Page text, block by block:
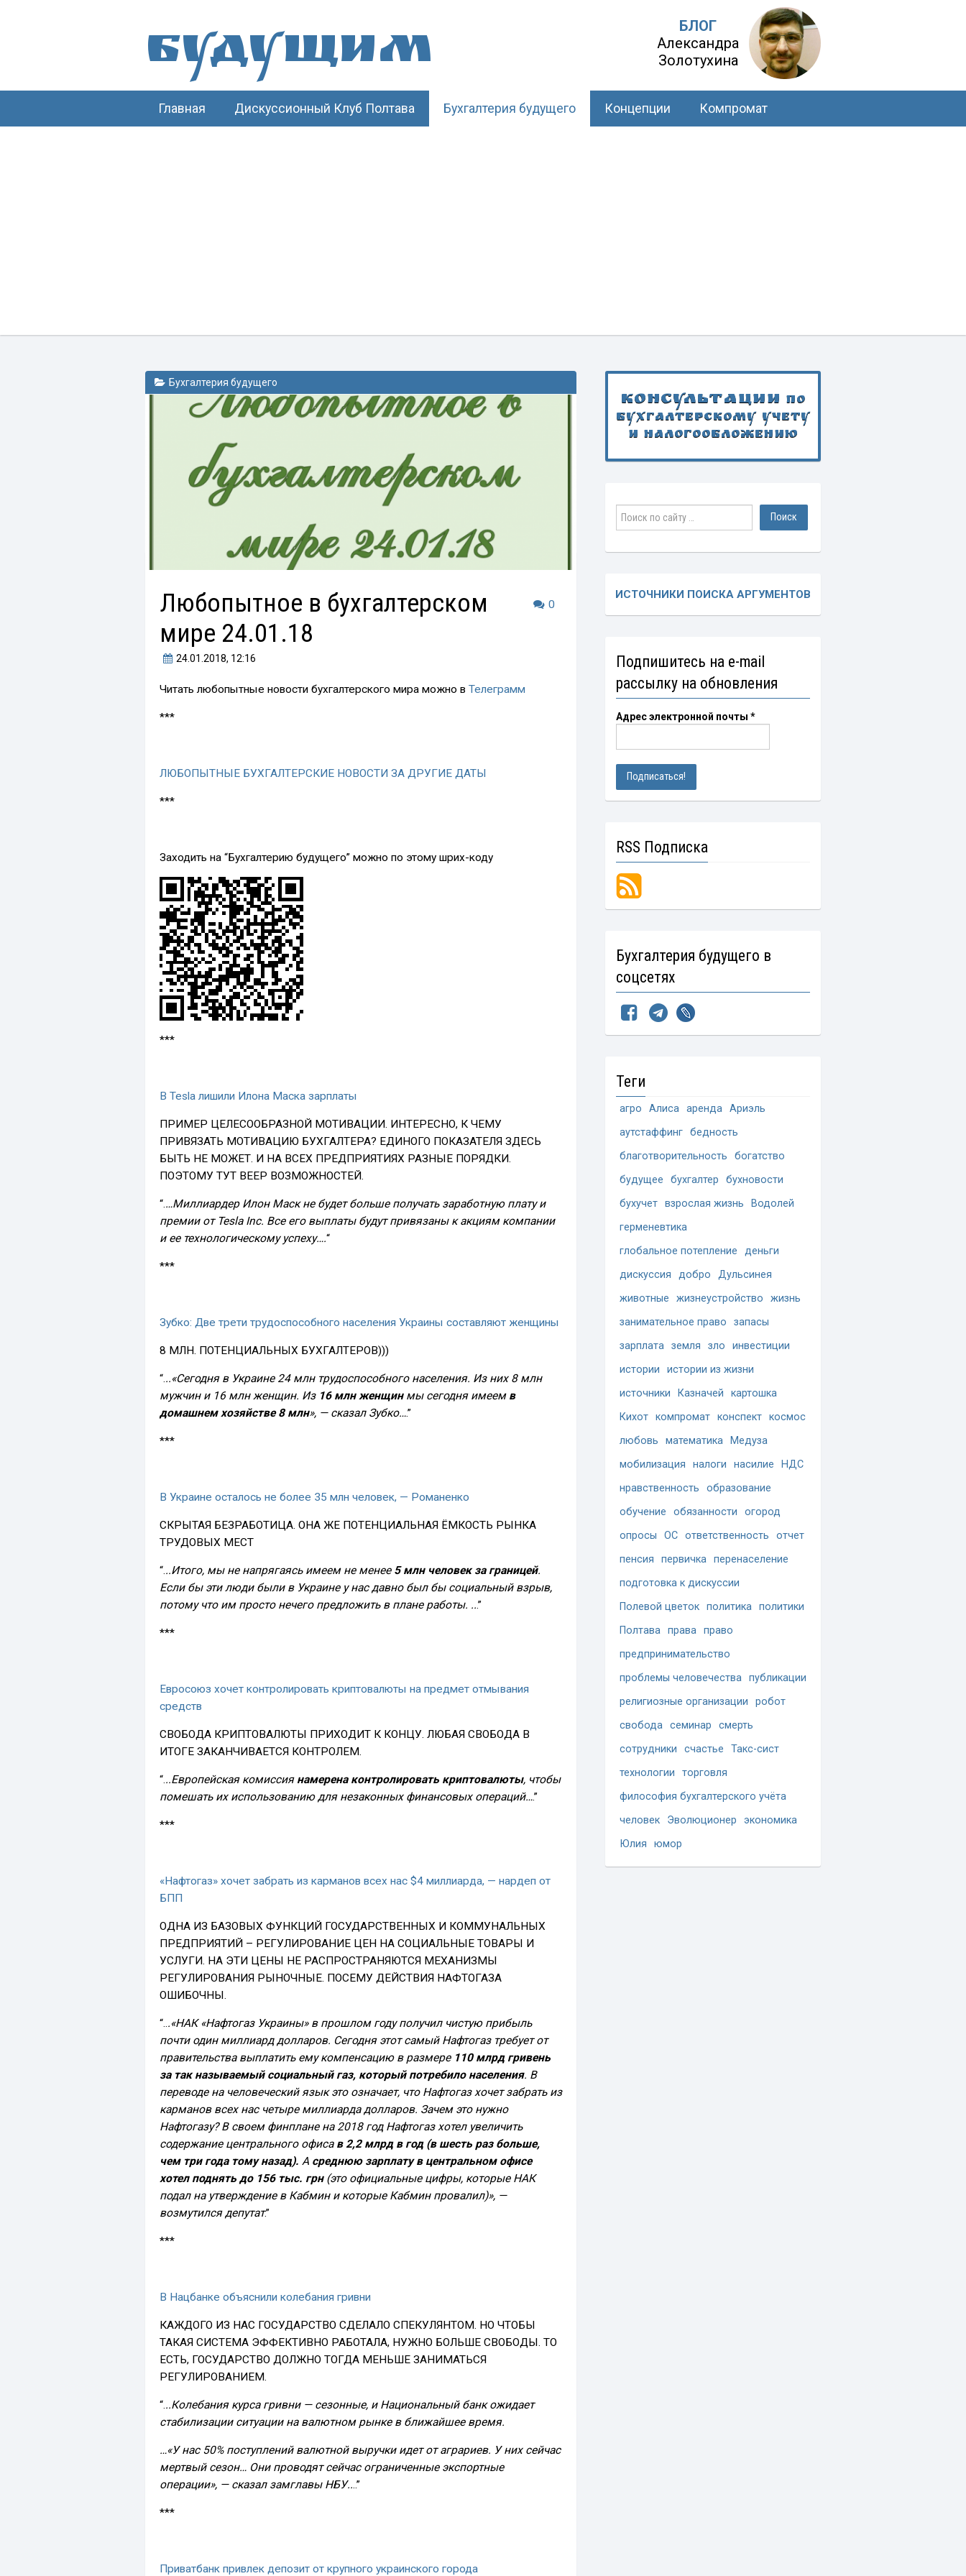
Будущим
БЛОГ
Александра
Золотухина
Главная Дискуссионный Клуб Полтава Бухгалтерия будущего Концепции Компромат
Бухгалтерия будущего
0
Любопытное в бухгалтерском
мире 24.01.18
24.01.2018, 12:16
Читать любопытные новости бухгалтерского мира можно в Телеграмм
***
ЛЮБОПЫТНЫЕ БУХГАЛТЕРСКИЕ НОВОСТИ ЗА ДРУГИЕ ДАТЫ
***
Заходить на “Бухгалтерию будущего” можно по этому шрих-коду
***
В Tesla лишили Илона Маска зарплаты
ПРИМЕР ЦЕЛЕСООБРАЗНОЙ МОТИВАЦИИ. ИНТЕРЕСНО, К ЧЕМУ
ПРИВЯЗАТЬ МОТИВАЦИЮ БУХГАЛТЕРА? ЕДИНОГО ПОКАЗАТЕЛЯ ЗДЕСЬ
БЫТЬ НЕ МОЖЕТ. И НА ВСЕХ ПРЕДПРИЯТИЯХ РАЗНЫЕ ПОРЯДКИ.
ПОЭТОМУ ТУТ ВЕЕР ВОЗМОЖНОСТЕЙ.
“.…Миллиардер Илон Маск не будет больше получать заработную плату и
премии от Tesla Inc. Все его выплаты будут привязаны к акциям компании
и ее технологическому успеху….“
***
Зубко: Две трети трудоспособного населения Украины составляют женщины
8 МЛН. ПОТЕНЦИАЛЬНЫХ БУХГАЛТЕРОВ)))
“...«Сегодня в Украине 24 млн трудоспособного населения. Из них 8 млн
мужчин и 16 млн женщин. Из 16 млн женщинмы сегодня имеем в
домашнем хозяйстве 8 млн», — сказал Зубко….”
***
В Украине осталось не более 35 млн человек, — Романенко
СКРЫТАЯ БЕЗРАБОТИЦА. ОНА ЖЕ ПОТЕНЦИАЛЬНАЯ ЁМКОСТЬ РЫНКА
ТРУДОВЫХ МЕСТ
“...Итого, мы не напрягаясь имеем не менее5 млн человек за границей.
Если бы эти люди были в Украине у нас давно был бы социальный взрыв,
потому что им просто нечего предложить в плане работы. ...”
***
Евросоюз хочет контролировать криптовалюты на предмет отмывания
средств
СВОБОДА КРИПТОВАЛЮТЫ ПРИХОДИТ К КОНЦУ. ЛЮБАЯ СВОБОДА В
ИТОГЕ ЗАКАНЧИВАЕТСЯ КОНТРОЛЕМ.
“...Европейская комиссия намерена контролировать криптовалюты, чтобы
помешать их использованию для незаконных финансовых операций….”
***
«Нафтогаз» хочет забрать из карманов всех нас $4 миллиарда, — нардеп от
БПП
ОДНА ИЗ БАЗОВЫХ ФУНКЦИЙ ГОСУДАРСТВЕННЫХ И КОММУНАЛЬНЫХ
ПРЕДПРИЯТИЙ – РЕГУЛИРОВАНИЕ ЦЕН НА СОЦИАЛЬНЫЕ ТОВАРЫ И
УСЛУГИ. НА ЭТИ ЦЕНЫ НЕ РАСПРОСТРАНЯЮТСЯ МЕХАНИЗМЫ
РЕГУЛИРОВАНИЯ РЫНОЧНЫЕ. ПОСЕМУ ДЕЙСТВИЯ НАФТОГАЗА
ОШИБОЧНЫ.
“...«НАК «Нафтогаз Украины» в прошлом году получил чистую прибыль
почти один миллиард долларов. Сегодня этот самый Нафтогаз требует от
правительства выплатить ему компенсацию в размере 110 млрд гривень
за так называемый социальный газ, который потребило населения. В
переводе на человеческий язык это означает, что Нафтогаз хочет забрать из
карманов всех нас четыре миллиарда долларов. Зачем это нужно
Нафтогазу? В своем финплане на 2018 год Нафтогаз хотел увеличить
содержание центрального офиса в 2,2 млрд в год (в шесть раз больше,
чем три года тому назад). А среднюю зарплату в центральном офисе
хотел поднять до 156 тыс. грн(это официальные цифры, которые НАК
подал на утверждение в Кабмин и которые Кабмин провалил)», —
возмутился депутат.”
***
В Нацбанке объяснили колебания гривни
КАЖДОГО ИЗ НАС ГОСУДАРСТВО СДЕЛАЛО СПЕКУЛЯНТОМ. НО ЧТОБЫ
ТАКАЯ СИСТЕМА ЭФФЕКТИВНО РАБОТАЛА, НУЖНО БОЛЬШЕ СВОБОДЫ. ТО
ЕСТЬ, ГОСУДАРСТВО ДОЛЖНО ТОГДА МЕНЬШЕ ЗАНИМАТЬСЯ
РЕГУЛИРОВАНИЕМ.
“...Колебания курса гривни — сезонные, и Национальный банк ожидает
стабилизации ситуации на валютном рынке в ближайшее время.
…«У нас 50% поступлений валютной выручки идет от аграриев. У них сейчас
мертвый сезон… Они проводят сейчас ограниченные экспортные
операции», — сказал замглавы НБУ....”
***
Приватбанк привлек депозит от крупного украинского города
Консультации по
бухгалтерскому учету
и налогообложению
ИСТОЧНИКИ ПОИСКА АРГУМЕНТОВ
Подпишитесь на e-mail
рассылку на обновления
Адрес электронной почты *
RSS Подписка
Бухгалтерия будущего в
соцсетях
Теги
агро Алиса аренда Ариэль
аутстаффинг бедность
благотворительность
богатство
будущее
бухгалтер
бухновости
бухучет взрослая жизнь
Водолей
герменевтика
глобальное потепление
деньги
дискуссия
добро
Дульсинея
животные
жизнеустройство
жизнь
занимательное право
запасы
зарплата земля зло
инвестиции
истории
истории из жизни
источники
Казначей
картошка
Кихот компромат конспект космос
любовь
математика
Медуза
мобилизация
налоги насилие
НДС
нравственность
образование
обучение
обязанности
огород
опросы
ОС ответственность
отчет
пенсия
первичка перенаселение
подготовка к дискуссии
Полевой цветок политика политики
Полтава права право
предпринимательство
проблемы человечества публикации
религиозные организации
робот
свобода семинар
смерть
сотрудники
счастье
Такс-сист
технологии
торговля
философия бухгалтерского учёта
человек
Эволюционер
экономика
Юлия
юмор